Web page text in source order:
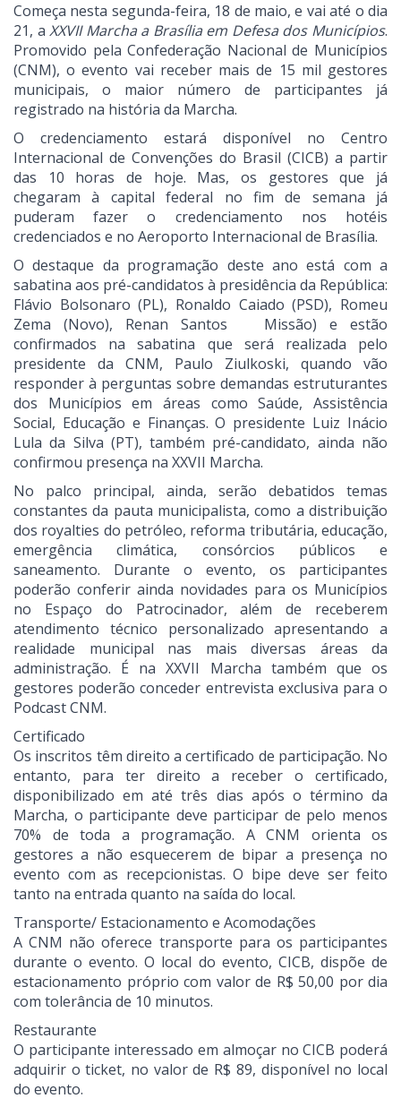
Começa nesta segunda-feira, 18 de maio, e vai até o dia
21, aXXVII Marcha a Brasília em Defesa dos Municípios.
Promovido pela Confederação Nacional de Municípios
(CNM), o evento vai receber mais de 15 mil gestores
municipais, o maior número de participantes já
registrado na história da Marcha.
O credenciamento estará disponível no Centro
Internacional de Convenções do Brasil (CICB) a partir
das 10 horas de hoje. Mas, os gestores que já
chegaram à capital federal no fim de semana já
puderam fazer o credenciamento nos hotéis
credenciados e no Aeroporto Internacional de Brasília.
O destaque da programação deste ano está com a
sabatina aos pré-candidatos à presidência da República:
Flávio Bolsonaro (PL), Ronaldo Caiado (PSD), Romeu
Zema (Novo), Renan Santos Missão) e estão
confirmados na sabatina que será realizada pelo
presidente da CNM, Paulo Ziulkoski, quando vão
responder à perguntas sobre demandas estruturantes
dos Municípios em áreas como Saúde, Assistência
Social, Educação e Finanças. O presidente Luiz Inácio
Lula da Silva (PT), também pré-candidato, ainda não
confirmou presença na XXVII Marcha.
No palco principal, ainda, serão debatidos temas
constantes da pauta municipalista, como a distribuição
dos royalties do petróleo, reforma tributária, educação,
emergência climática, consórcios públicos e
saneamento. Durante o evento, os participantes
poderão conferir ainda novidades para os Municípios
no Espaço do Patrocinador, além de receberem
atendimento técnico personalizado apresentando a
realidade municipal nas mais diversas áreas da
administração. É na XXVII Marcha também que os
gestores poderão conceder entrevista exclusiva para o
Podcast CNM.
Certificado
Os inscritos têm direito a certificado de participação. No
entanto, para ter direito a receber o certificado,
disponibilizado em até três dias após o término da
Marcha, o participante deve participar de pelo menos
70% de toda a programação. A CNM orienta os
gestores a não esquecerem de bipar a presença no
evento com as recepcionistas. O bipe deve ser feito
tanto na entrada quanto na saída do local.
Transporte/ Estacionamento e Acomodações
A CNM não oferece transporte para os participantes
durante o evento. O local do evento, CICB, dispõe de
estacionamento próprio com valor de R$ 50,00 por dia
com tolerância de 10 minutos.
Restaurante
O participante interessado em almoçar no CICB poderá
adquirir o ticket, no valor de R$ 89, disponível no local
do evento.